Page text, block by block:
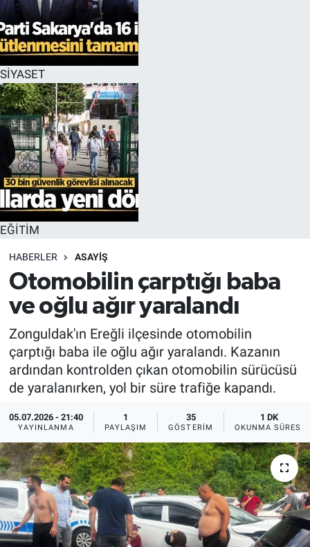
SİYASET
EĞİTİM
HABERLER ASAYİŞ
Otomobilin çarptığı baba
ve oğlu ağır yaralandı
Zonguldak'ın Ereğli ilçesinde otomobilin
çarptığı baba ile oğlu ağır yaralandı. Kazanın
ardından kontrolden çıkan otomobilin sürücüsü
de yaralanırken, yol bir süre trafiğe kapandı.
05.07.2026 - 21:40
YAYINLANMA
1
PAYLAŞIM
35
GÖSTERIM
1 DK
OKUNMA SÜRESI
EĞİTİM
ÖZEL HABER
HALK54 PANORAMA